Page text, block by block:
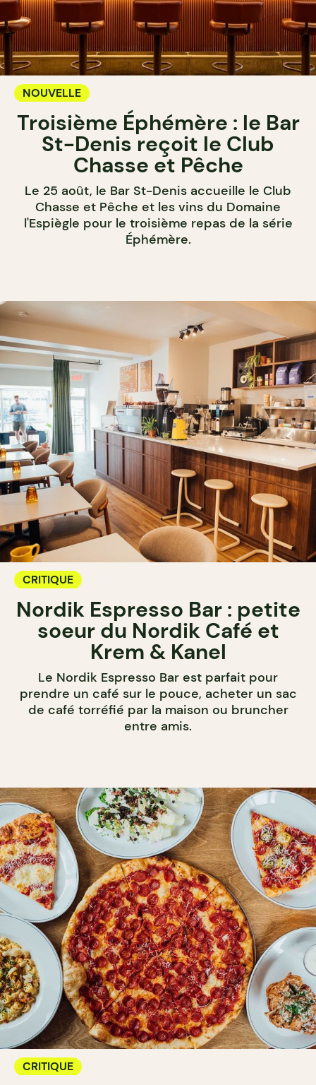
NOUVELLE
Troisième Éphémère : le Bar
St-Denis reçoit le Club
Chasse et Pêche
Le 25 août, le Bar St-Denis accueille le Club
Chasse et Pêche et les vins du Domaine
l'Espiègle pour le troisième repas de la série
Éphémère.
CRITIQUE
Nordik Espresso Bar : petite
soeur du Nordik Café et
Krem & Kanel
Le Nordik Espresso Bar est parfait pour
prendre un café sur le pouce, acheter un sac
de café torréfié par la maison ou bruncher
entre amis.
CRITIQUE